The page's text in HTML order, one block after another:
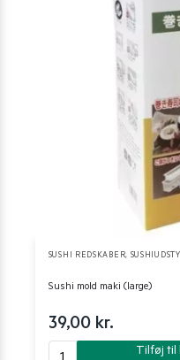
SUSHI REDSKABER,
Sushi mold maki (large)
39,00 kr.
Tilføj til